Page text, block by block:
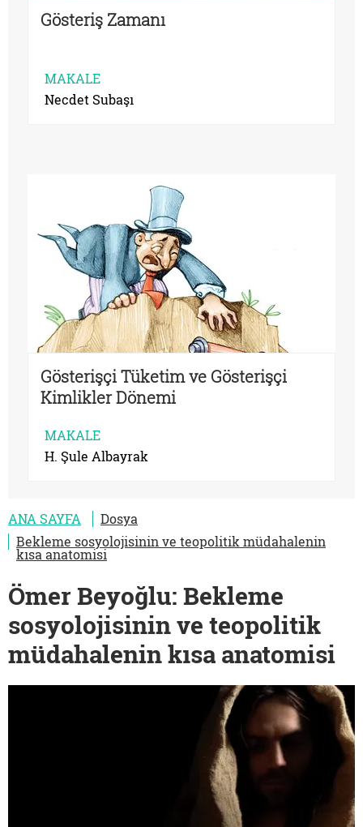
Gösteriş Zamanı
MAKALE
Necdet Subaşı
Gösterişçi Tüketim ve Gösterişçi
Kimlikler Dönemi
MAKALE
H. Şule Albayrak
ANA SAYFA
Dosya
Bekleme sosyolojisinin ve teopolitik müdahalenin
kısa anatomisi
Ömer Beyoğlu: Bekleme
sosyolojisinin ve teopolitik
müdahalenin kısa anatomisi